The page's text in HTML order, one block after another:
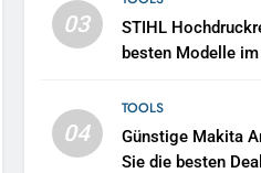
TOOLS
03
STIHL
besten Modelle
04
TOOLS
Günstige Makita
Sie die besten